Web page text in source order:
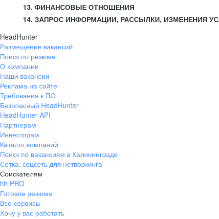
13. ФИНАНСОВЫЕ ОТНОШЕНИЯ
14. ЗАПРОС ИНФОРМАЦИИ, РАССЫЛКИ, ИЗМЕНЕНИЯ
HeadHunter
Размещение вакансий
Поиск по резюме
О компании
Наши вакансии
Реклама на сайте
Требования к ПО
Безопасный HeadHunter
HeadHunter API
Партнерам
Инвесторам
Каталог компаний
Поиск по вакансиям в Калининграде
Сетка: соцсеть для нетворкинга
Соискателям
hh PRO
Готовое резюме
Все сервисы
Хочу у вас работать